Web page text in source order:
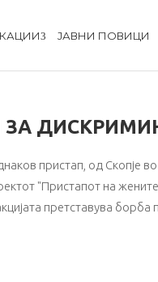
ЈАВНИ ПОВИЦИ
ЗА
пристап, од Скопје
"Пристапот на
претставува борба